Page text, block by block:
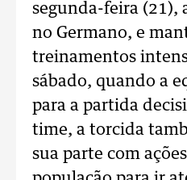
segunda-feira (21),
no Germano, e
treinamentos
sábado, quando a
para a partida
time, a torcida
sua parte com